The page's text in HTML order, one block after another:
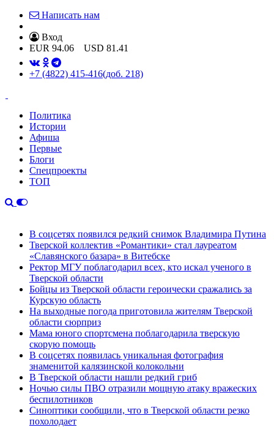
Написать нам
Вход
EUR 94.06 USD 81.41
+7 (4822) 415-416(доб. 218)
Политика
Истории
Афиша
Первые
Блоги
Спецпроекты
ТОП
В соцсетях появился редкий снимок Владимира Путина
Тверской коллектив «Романтики» стал лауреатом
«Славянского базара» в Витебске
Ректор МГУ поблагодарил всех, кто искал ученого в
Тверской области
Бойцы из Тверской области героически сражались за
Курскую область
На выходные погода приготовила жителям Тверской
области сюрприз
Мама юного спортсмена поблагодарила тверскую
скорую помощь
В соцсетях появилась уникальная фотография
знаменитой калязинской колокольни
В Тверской области нашли редкий гриб
Ночью силы ПВО отразили мощную атаку вражеских
беспилотников
Синоптики сообщили, что в Тверской области резко
похолодает